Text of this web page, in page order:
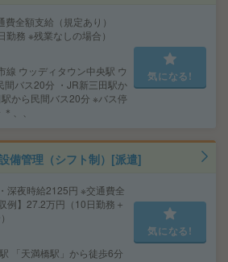
全額支給（規定あり）
勤務 ※残業なしの場合）
線 ウッディタウン中央駅 ウ
間バス20分 ・JR新三田駅か
から民間バス20分 ※バス停
、、
気になる!
備管理（シフト制）[派遣]
深夜時給2125円 ※交通費全
例】27.2万円（10日勤務＋
「天満橋駅」から徒歩6分
気になる!